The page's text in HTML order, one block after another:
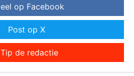
op Facebook
Post op X
Tip de redactie